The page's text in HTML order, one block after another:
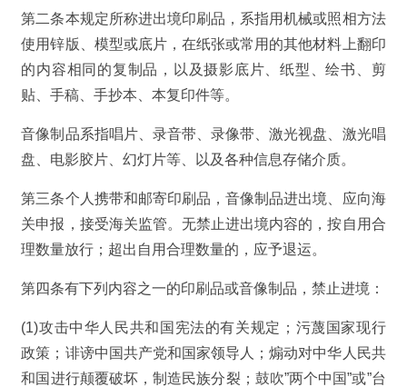
第二条本规定所称进出境印刷品，系指用机械或照相方法
使用锌版、模型或底片，在纸张或常用的其他材料上翻印
的内容相同的复制品，以及摄影底片、纸型、绘书、剪
贴、手稿、手抄本、本复印件等。
音像制品系指唱片、录音带、录像带、激光视盘、激光唱
盘、电影胶片、幻灯片等、以及各种信息存储介质。
第三条个人携带和邮寄印刷品，音像制品进出境、应向海
关申报，接受海关监管。无禁止进出境内容的，按自用合
理数量放行；超出自用合理数量的，应予退运。
第四条有下列内容之一的印刷品或音像制品，禁止进境：
(1)攻击中华人民共和国宪法的有关规定；污蔑国家现行
政策；诽谤中国共产党和国家领导人；煽动对中华人民共
和国进行颠覆破坏，制造民族分裂；鼓吹”两个中国”或”台